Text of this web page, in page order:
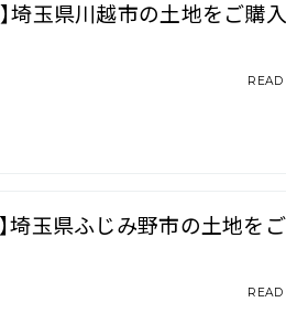
埼玉県川越市の土地をご購
埼玉県ふじみ野市の土地を